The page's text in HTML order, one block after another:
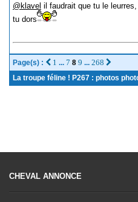
@klavel il faudrait que tu le
tu dors
Page(s) : 1 ... 7 8 9 ... 268
La troupe féline ! P267 : photos
CHEVAL ANNONCE